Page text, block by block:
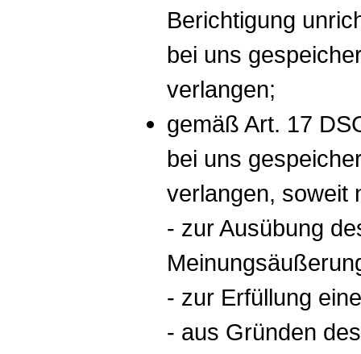
Berichtigung
bei uns
verlangen;
gemäß Art. 17
bei uns
verlangen, soweit
- zur Ausübung
- zur Erfüllung
- aus Gründen